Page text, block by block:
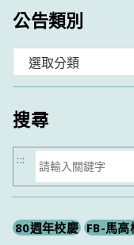
公告類別
類
搜尋
搜
尋
:::
80週年校慶 FB-馬高